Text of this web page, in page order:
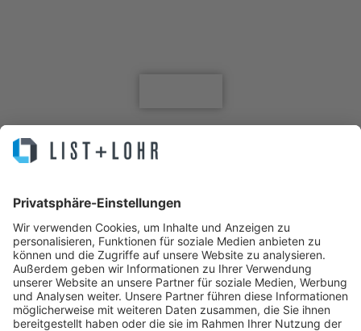
Sie machen Business. Wir Ihre IT.
IT Service, Lösungen, Helpdesk, Infrastruktur, Cloud, Hosting,